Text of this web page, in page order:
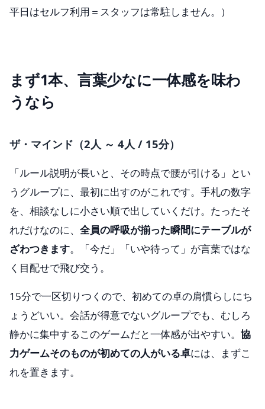
平日はセルフ利用＝スタッフは常駐しません。）
まず1本、言葉少なに一体感を味わ
うなら
ザ・マインド（2人 ～ 4人 / 15分）
「ルール説明が長いと、その時点で腰が引ける」とい
うグループに、最初に出すのがこれです。手札の数字
を、相談なしに小さい順で出していくだけ。たったそ
れだけなのに、 全員の呼吸が揃った瞬間にテーブルが
ざわつきます。「今だ」「いや待って」が言葉ではな
く目配せで飛び交う。
15分で一区切りつくので、初めての卓の肩慣らしにち
ょうどいい。会話が得意でないグループでも、むしろ
静かに集中するこのゲームだと一体感が出やすい。 協
力ゲームそのものが初めての人がいる卓には、まずこ
れを置きます。